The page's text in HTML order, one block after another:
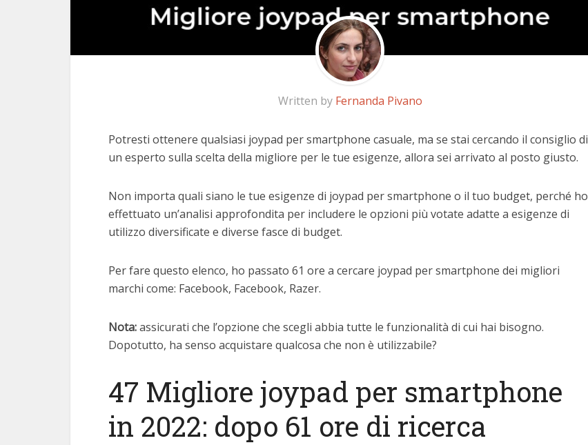
Written by Fernanda Pivano
Potresti ottenere qualsiasi joypad per smartphone casuale, ma se stai cercando il consiglio di
un esperto sulla scelta della migliore per le tue esigenze, allora sei arrivato al posto giusto.
Non importa quali siano le tue esigenze di joypad per smartphone o il tuo budget, perché ho
effettuato un’analisi approfondita per includere le opzioni più votate adatte a esigenze di
utilizzo diversificate e diverse fasce di budget.
Per fare questo elenco, ho passato 61 ore a cercare joypad per smartphone dei migliori
marchi come: Facebook, Facebook, Razer.
Nota:assicurati che l’opzione che scegli abbia tutte le funzionalità di cui hai bisogno.
Dopotutto, ha senso acquistare qualcosa che non è utilizzabile?
47 Migliore joypad per smartphone
in 2022: dopo 61 ore di ricerca